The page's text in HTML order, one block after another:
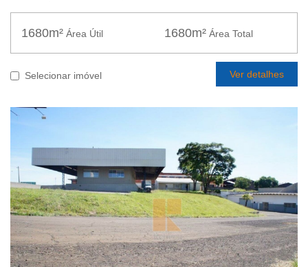
1680m² Área Útil 1680m² Área Total
Selecionar imóvel Ver detalhes